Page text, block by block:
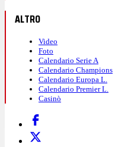
ALTRO
Video
Foto
Calendario Serie A
Calendario Champions
Calendario Europa L.
Calendario Premier L.
Casinò